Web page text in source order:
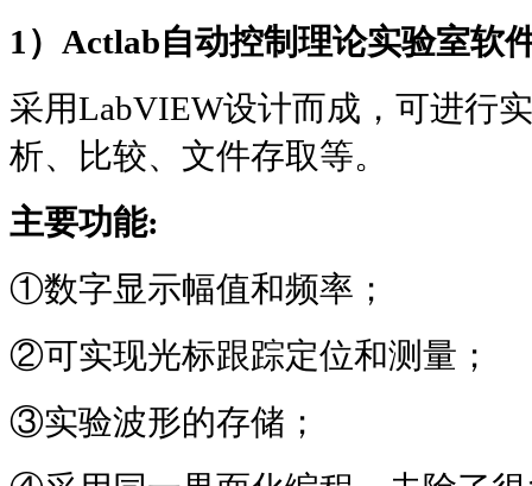
1） Actlab自动控制理论实验室软
采用LabVIEW设计而成，可进行
析、比较、文件存取等。
主要功能:
①数字显示幅值和频率；
②可实现光标跟踪定位和测量；
③实验波形的存储；